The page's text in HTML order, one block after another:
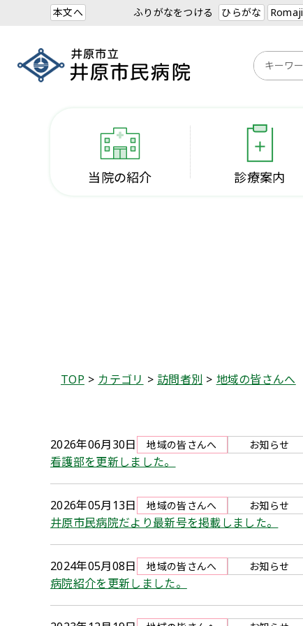
本文へ ふりがなをつける ひらがな Romaji
当院の紹介 診療案内
TOP カテゴリ 訪問者別 地域の皆さんへ
2026年06月30日 地域の皆さんへ お知らせ
看護部を更新しました。
2026年05月13日 地域の皆さんへ お知らせ
井原市民病院だより最新号を掲載しました。
2024年05月08日 地域の皆さんへ お知らせ
病院紹介を更新しました。